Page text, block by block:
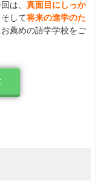
は、 真面目にしっか
そして将来の進学のた
お薦めの語学学校をご